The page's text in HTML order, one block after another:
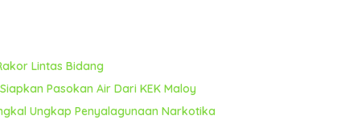
Lintas Bidang
Pasokan Air Dari KEK Maloy
Ungkap Penyalagunaan Narkotika